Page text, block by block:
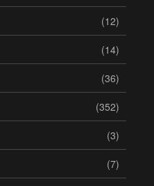
(12)
(14)
(36)
(352)
(3)
(7)